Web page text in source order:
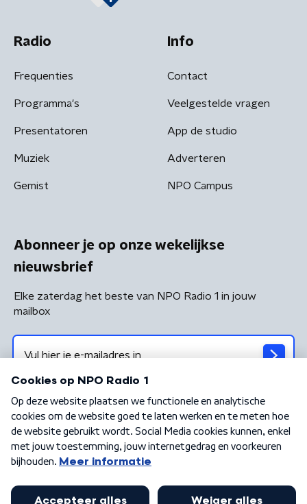
Radio
Frequenties
Programma's
Presentatoren
Muziek
Gemist
Info
Contact
Veelgestelde vragen
App de studio
Adverteren
NPO Campus
Abonneer je op onze wekelijkse
nieuwsbrief
Elke zaterdag het beste van NPO Radio 1 in jouw
mailbox
Algemene voorwaarden